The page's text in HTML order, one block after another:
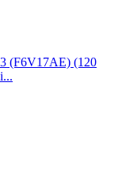
(F6V17AE) (120